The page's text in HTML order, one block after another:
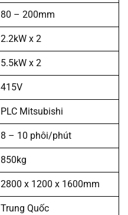
80 – 200mm
2.2kW x 2
5.5kW x 2
415V
PLC Mitsubishi
8 – 10 phôi/phút
850kg
2800 x 1200 x 1600mm
Trung Quốc